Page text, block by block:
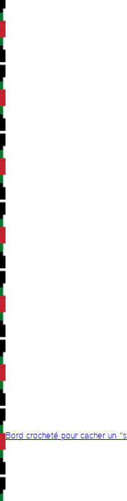
Bord crocheté pour cacher un